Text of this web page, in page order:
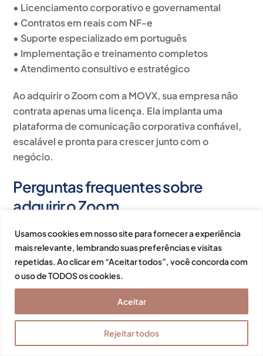
Usamos cookies em nosso site para fornecer a experiência
mais relevante, lembrando suas preferências e visitas
repetidas. Ao clicar em “Aceitar todos”, você concorda com
o uso de TODOS os cookies.
Rejeitar todos
Aceitar
• Licenciamento corporativo e governamental
• Contratos em reais com NF-e
• Suporte especializado em português
• Implementação e treinamento completos
• Atendimento consultivo e estratégico
Ao adquirir o Zoom com a MOVX, sua empresa não
contrata apenas uma licença. Ela implanta uma
plataforma de comunicação corporativa confiável,
escalável e pronta para crescer junto com o
negócio.
Perguntas frequentes sobre
adquirir o Zoom
Como adquirir o Zoom para uma
empresa no Brasil?
O caminho mais seguro para adquirir o Zoom é
através de um revendedor autorizado, como a
MOVX. O processo começa com um diagnóstico do
número de usuários e das necessidades da
operação, seguido pela escolha do plano ideal entre
Zoom Meetings, Phone, Rooms ou Contact Center.